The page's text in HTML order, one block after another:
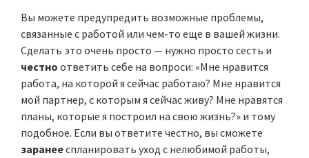
Вы можете предупредить возможные проблемы,
связанные с работой или чем-то еще в вашей жизни.
Сделать это очень просто — нужно просто сесть и
честно ответить себе на вопроси: «Мне нравится
работа, на которой я сейчас работаю? Мне нравится
мой партнер, с которым я сейчас живу? Мне нравятся
планы, которые я построил на свою жизнь?» и тому
подобное. Если вы ответите честно, вы сможете
заранееспланировать уход с нелюбимой работы,